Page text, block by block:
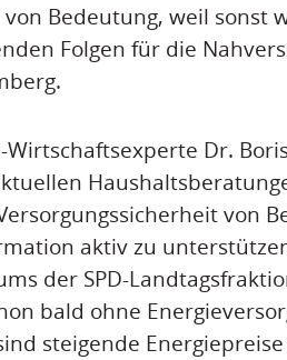
von Bedeutung, weil sonst
Folgen für die
Wirtschaftsexperte Dr.
von
aktiv zu
der SPD-
bald ohne
steigende